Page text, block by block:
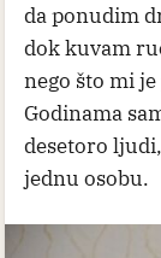
da ponudim
dok kuvam
nego što mi
Godinama
desetoro
jednu osobu.